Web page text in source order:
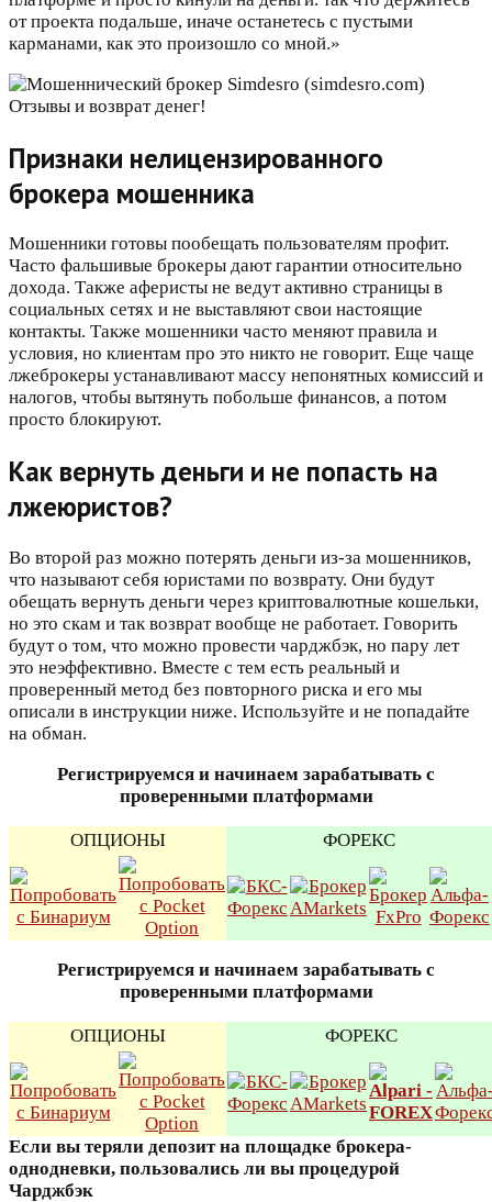
от проекта подальше, иначе останетесь с пустыми
карманами, как это произошло со мной.»
Признаки нелицензированного
брокера мошенника
Мошенники готовы пообещать пользователям профит.
Часто фальшивые брокеры дают гарантии относительно
дохода. Также аферисты не ведут активно страницы в
социальных сетях и не выставляют свои настоящие
контакты. Также мошенники часто меняют правила и
условия, но клиентам про это никто не говорит. Еще чаще
лжеброкеры устанавливают массу непонятных комиссий и
налогов, чтобы вытянуть побольше финансов, а потом
просто блокируют.
Как вернуть деньги и не попасть на
лжеюристов?
Во второй раз можно потерять деньги из-за мошенников,
что называют себя юристами по возврату. Они будут
обещать вернуть деньги через криптовалютные кошельки,
но это скам и так возврат вообще не работает. Говорить
будут о том, что можно провести чарджбэк, но пару лет
это неэффективно. Вместе с тем есть реальный и
проверенный метод без повторного риска и его мы
описали в инструкции ниже. Используйте и не попадайте
на обман.
Регистрируемся и начинаем зарабатывать с
проверенными платформами
ОПЦИОНЫ ФОРЕКС
Регистрируемся и начинаем зарабатывать с
проверенными платформами
ОПЦИОНЫ ФОРЕКС
Если вы теряли депозит на площадке брокера-
однодневки, пользовались ли вы процедурой
Чарджбэк